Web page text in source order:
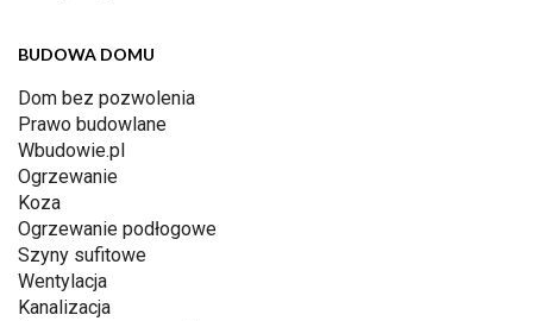
BUDOWA DOMU
Dom bez pozwolenia
Prawo budowlane
Wbudowie.pl
Ogrzewanie
Koza
Ogrzewanie podłogowe
Szyny sufitowe
Wentylacja
Kanalizacja